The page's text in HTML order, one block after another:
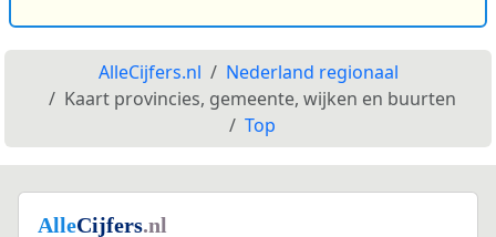
AlleCijfers.nl
Nederland regionaal
Kaart provincies, gemeente, wijken en buurten
Top